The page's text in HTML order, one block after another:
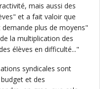
mais aussi des
et a fait valoir que
demande plus de moyens"
la multiplication des
élèves en difficulté..."
syndicales sont
et des